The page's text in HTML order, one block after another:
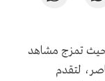
حيث تمزج مشاهد
لتقدم